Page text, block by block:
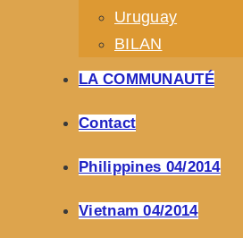
Uruguay
BILAN
LA COMMUNAUTÉ
Contact
Philippines 04/2014
Vietnam 04/2014